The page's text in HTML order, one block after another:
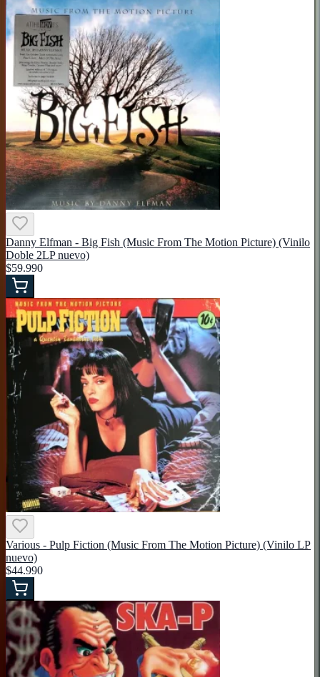
Danny Elfman - Big Fish (Music From The Motion Picture) (Vinilo
Doble 2LP nuevo)
$59.990
Various - Pulp Fiction (Music From The Motion Picture) (Vinilo LP
nuevo)
$44.990